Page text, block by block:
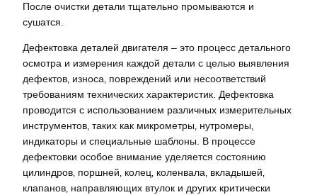
После очистки детали тщательно промываются и
сушатся.
Дефектовка деталей двигателя – это процесс детального
осмотра и измерения каждой детали с целью выявления
дефектов‚ износа‚ повреждений или несоответствий
требованиям технических характеристик. Дефектовка
проводится с использованием различных измерительных
инструментов‚ таких как микрометры‚ нутромеры‚
индикаторы и специальные шаблоны. В процессе
дефектовки особое внимание уделяется состоянию
цилиндров‚ поршней‚ колец‚ коленвала‚ вкладышей‚
клапанов‚ направляющих втулок и других критически